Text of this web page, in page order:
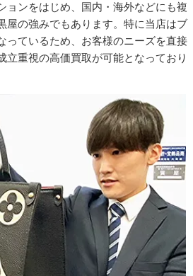
ョンをはじめ、国内・海外などにも複
屋の強みでもあります。特に当店はブ
っているため、お客様のニーズを直接
立重視の高価買取が可能となっており